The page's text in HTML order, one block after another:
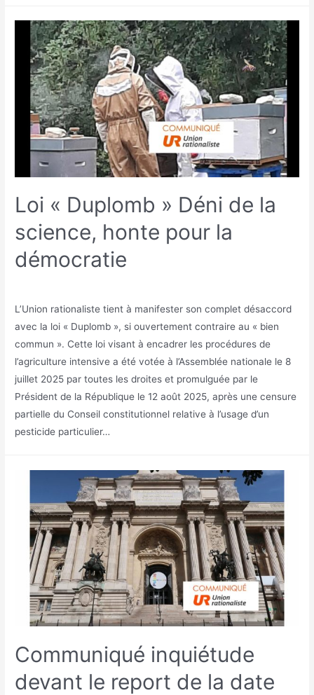
Loi « Duplomb » Déni de la
science, honte pour la
démocratie
L’Union rationaliste tient à manifester son complet désaccord
avec la loi « Duplomb », si ouvertement contraire au « bien
commun ». Cette loi visant à encadrer les procédures de
l’agriculture intensive a été votée à l’Assemblée nationale le 8
juillet 2025 par toutes les droites et promulguée par le
Président de la République le 12 août 2025, après une censure
partielle du Conseil constitutionnel relative à l’usage d’un
pesticide particulier…
Communiqué inquiétude
devant le report de la date